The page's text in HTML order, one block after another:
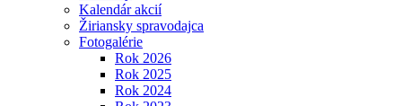
Kalendár akcií
Žiriansky spravodajca
Fotogalérie
Rok 2026
Rok 2025
Rok 2024